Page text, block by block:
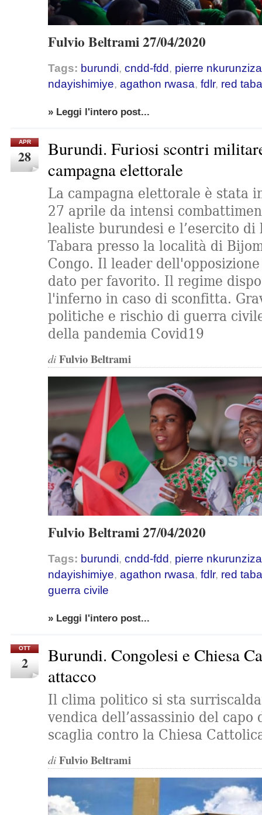
Fulvio Beltrami 27/04/2020
Tags: burundi, cndd-fdd, pierre nkurunziza
ndayishimiye, agathon rwasa, fdlr, red
» Leggi l'intero post...
APR
28
Burundi. Furiosi scontri
campagna elettorale
La campagna elettorale è stata
27 aprile da intensi
lealiste burundesi e l’esercito di
Tabara presso la località di
Congo. Il leader
dato per favorito. Il regime
l'inferno in caso di sconfitta.
politiche e rischio di guerra
della pandemia Covid19
di Fulvio Beltrami
Fulvio Beltrami 27/04/2020
Tags: burundi, cndd-fdd, pierre nkurunziza
ndayishimiye, agathon rwasa, fdlr, red
guerra civile
» Leggi l'intero post...
OTT
2
Burundi. Congolesi e Chiesa
attacco
Il clima politico si sta
vendica dell’assassinio del capo
scaglia contro la Chiesa
di Fulvio Beltrami